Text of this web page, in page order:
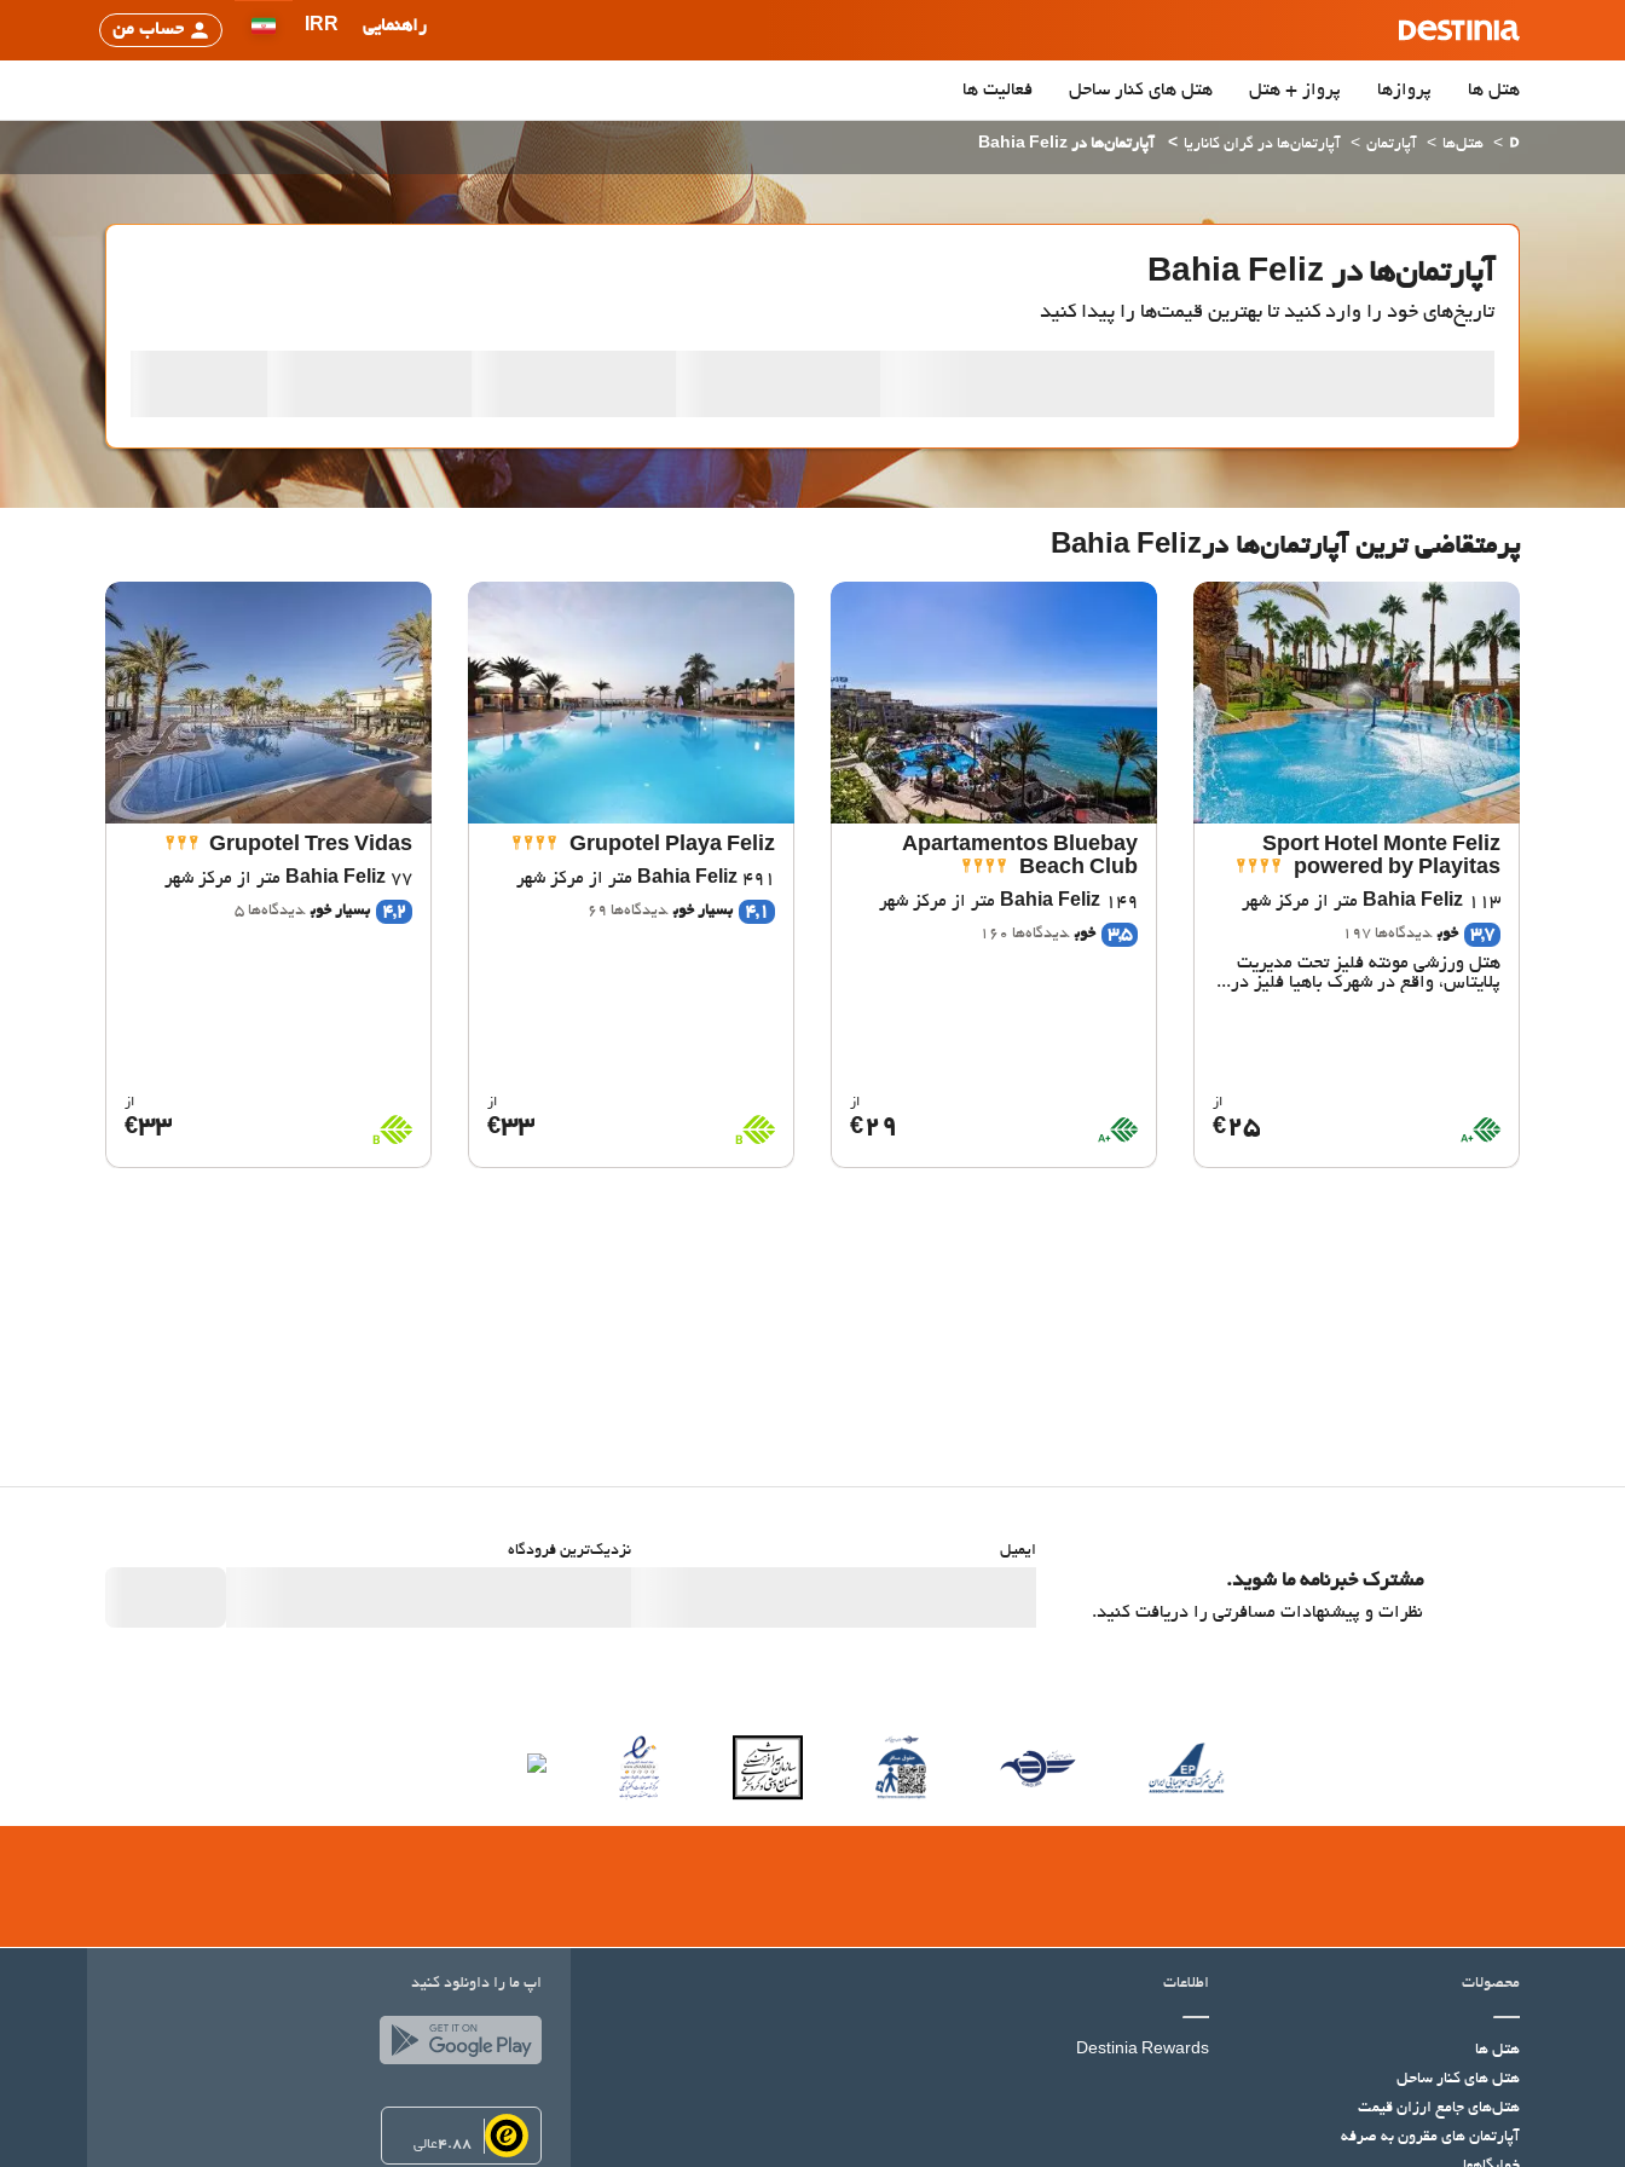
راهنمایی IRR حساب من
هتل ها پروازها پرواز + هتل هتل‌ های کنار ساحل فعالیت ها
هتل‌ها آپارتمان آپارتمان‌ها در گران کاناریا آپارتمان‌ها در Bahia Feliz
آپارتمان‌ها در Bahia Feliz
تاریخ‌های خود را وارد کنید تا بهترین قیمت‌ها را پیدا کنید
پرمتقاضی ترین آپارتمان‌‌ها درBahia Feliz
Sport Hotel Monte Feliz
powered by Playitas
Bahia Feliz 113 متر از مرکز شهر
3,7
خوب دیدگاه‌ها 197
BioScore
هتل ورزشی مونته فلیز تحت مدیریت
پلایتاس، واقع در شهرک باهیا فلیز در...
از
€25
Apartamentos Bluebay
Beach Club
Bahia Feliz 149 متر از مرکز شهر
3,5
خوب دیدگاه‌ها 160
BioScore
از
€29
Grupotel Playa Feliz
Bahia Feliz 491 متر از مرکز شهر
4,1
بسیار خوب دیدگاه‌ها 69
BioScore
از
€33
Grupotel Tres Vidas
Bahia Feliz 77 متر از مرکز شهر
4,2
بسیار خوب دیدگاه‌ها 5
BioScore
از
€33
مشترک خبرنامه ما شوید.
نظرات و پیشنهادات مسافرتی را دریافت کنید.
ایمیل نزدیک‌ترین فرودگاه
اپ ما را داونلود کنید
4.88عالی
محصولات
هتل ها
هتل‌ های کنار ساحل
هتل‌های جامع ارزان قیمت
آپارتمان های مقرون به صرفه
اطلاعات
Destinia Rewards